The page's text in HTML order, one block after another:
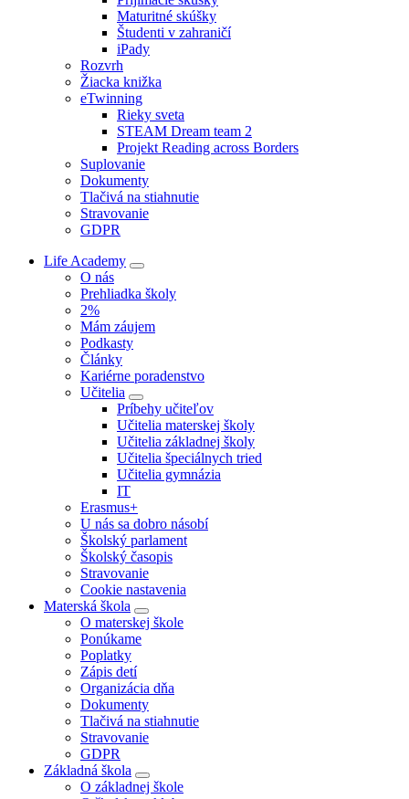
Maturitné skúšky
Študenti v zahraničí
iPady
Rozvrh
Žiacka knižka
eTwinning
Rieky sveta
STEAM Dream team 2
Projekt Reading across Borders
Suplovanie
Dokumenty
Tlačivá na stiahnutie
Stravovanie
GDPR
Life Academy
O nás
Prehliadka školy
2%
Mám záujem
Podkasty
Články
Kariérne poradenstvo
Učitelia
Príbehy učiteľov
Učitelia materskej školy
Učitelia základnej školy
Učitelia špeciálnych tried
Učitelia gymnázia
IT
Erasmus+
U nás sa dobro násobí
Školský parlament
Školský časopis
Stravovanie
Cookie nastavenia
Materská škola
O materskej škole
Ponúkame
Poplatky
Zápis detí
Organizácia dňa
Dokumenty
Tlačivá na stiahnutie
Stravovanie
GDPR
Základná škola
O základnej škole